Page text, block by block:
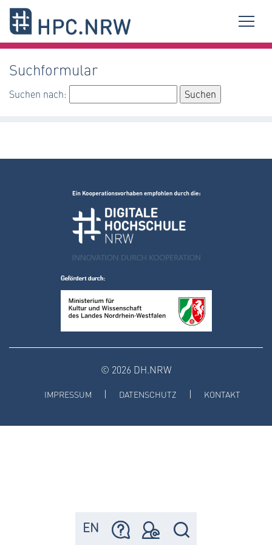
Suchformular
Suchen nach:
© 2026 DH.NRW
IMPRESSUM DATENSCHUTZ KONTAKT
EN